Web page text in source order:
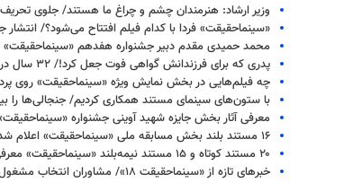
وزیر ارشاد: هنرمندان چشم و چراغ ما هستند/ جلوی
«سینماحقیقت» فردا با کدام فیلم افتتاح می‌شود؟/ انتشار
محمد حمیدی مقدم دبیر جشنواره هفدهم
پدری که برای فرزندانش گواهی فوت جعل کرد!/ ۳۲ سال دروغ به بهانه طلاق
چه فیلم‌هایی در بخش نمایش ویژه «سینماحقیقت» روی
با ستون‌های سینمای مستند همکاری کردیم/ جنجالی‌ها را
معرفی آثار بخش جایزه شهید آوینی جشنواره
۱۶ مستند بلند بخش مسابقه ملی «سینماحقیقت» اعلام شدند
۲۰ مستند کوتاه و ۱۵ مستند نیمه‌بلند «سینماحقیقت» معرفی شدند
خبرهای تازه از «سینماحقیقت ۱۸»/ مشاوران انتخاب مشغول کار هستند